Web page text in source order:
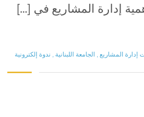
إدارة المشاريع في […]
إدارة المشاريع, الجامعة اللبنانية , ندوة إلكترونية